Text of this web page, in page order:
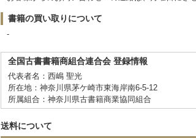
書籍の買い取りについて
-
全国古書書籍商組合連合会 登録情報
代表者名：西嶋 聖光
所在地：神奈川県茅ケ崎市東海岸南6-5-12
所属組合：神奈川県古書籍商業協同組合
送料について